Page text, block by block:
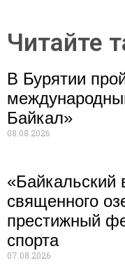
Читайте
В Бурятии
Байкал»
08.08.2026
«Байкальский
священного
престижный
спорта
07.08.2026